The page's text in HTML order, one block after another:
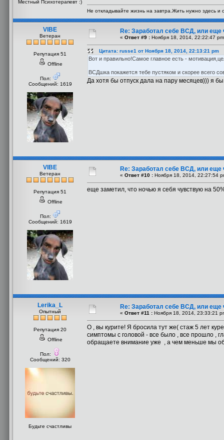
Местный Психотерапевт :)
Не откладывайте жизнь на завтра.Жить нужно здесь и
VIBE
Ветеран
Репутация 51
Offline
Пол:
Сообщений: 1619
Re: Заработал себе ВСД, или еще
« Ответ #9 : Ноября 18, 2014, 22:22:47
Цитата: russe1 от Ноября 18, 2014, 22:13:21 pm
Вот и правильно!Самое главное есть -
ВСДшка покажется тебе пустяком и скорее всего
Да хотя бы отпуск дала на пару месяцев))) я
VIBE
Ветеран
Репутация 51
Offline
Пол:
Сообщений: 1619
Re: Заработал себе ВСД, или еще
« Ответ #10 : Ноября 18, 2014, 22:27:54
еще заметил, что ночью я себя чувствую на
Lerika_L
Опытный
Репутация 20
Offline
Пол:
Сообщений: 320
Будьте счастливы
Re: Заработал себе ВСД, или еще
« Ответ #11 : Ноября 18, 2014, 23:33:21
О , вы курите! Я бросила тут же( стаж 5 лет
симптомы с головой - все было , все прошло ,
обращаете внимание уже , а чем меньше мы